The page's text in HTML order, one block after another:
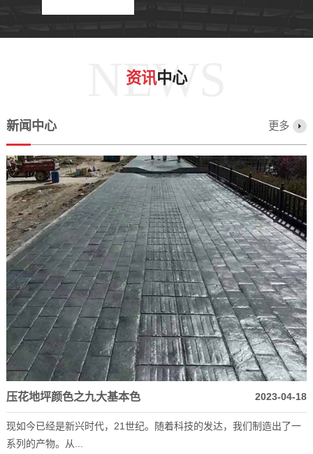
NEWS
资讯中心
新闻中心 更多
压花地坪颜色之九大基本色 2023-04-18
现如今已经是新兴时代，21世纪。随着科技的发达，我们制造出了一
系列的产物。从...